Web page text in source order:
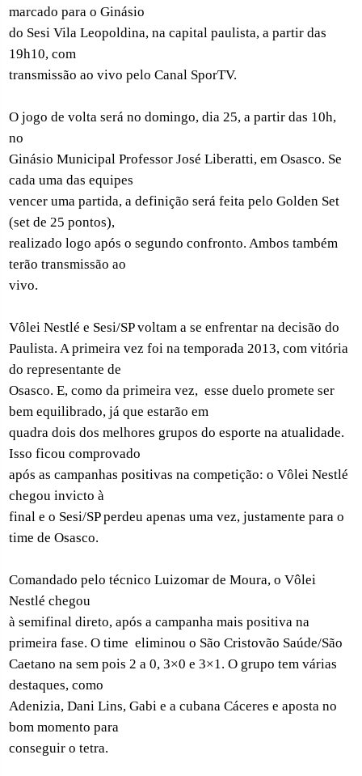
marcado para o Ginásio
do Sesi Vila Leopoldina, na capital paulista, a partir das
19h10, com
transmissão ao vivo pelo Canal SporTV.
O jogo de volta será no domingo, dia 25, a partir das 10h,
no
Ginásio Municipal Professor José Liberatti, em Osasco. Se
cada uma das equipes
vencer uma partida, a definição será feita pelo Golden Set
(set de 25 pontos),
realizado logo após o segundo confronto. Ambos também
terão transmissão ao
vivo.
Vôlei Nestlé e Sesi/SP voltam a se enfrentar na decisão do
Paulista. A primeira vez foi na temporada 2013, com vitória
do representante de
Osasco. E, como da primeira vez, esse duelo promete ser
bem equilibrado, já que estarão em
quadra dois dos melhores grupos do esporte na atualidade.
Isso ficou comprovado
após as campanhas positivas na competição: o Vôlei Nestlé
chegou invicto à
final e o Sesi/SP perdeu apenas uma vez, justamente para o
time de Osasco.
Comandado pelo técnico Luizomar de Moura, o Vôlei
Nestlé chegou
à semifinal direto, após a campanha mais positiva na
primeira fase. O time eliminou o São Cristovão Saúde/São
Caetano na sem pois 2 a 0, 3×0 e 3×1. O grupo tem várias
destaques, como
Adenizia, Dani Lins, Gabi e a cubana Cáceres e aposta no
bom momento para
conseguir o tetra.